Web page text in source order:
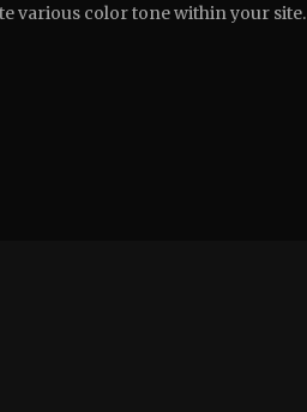
various color tone within your site.